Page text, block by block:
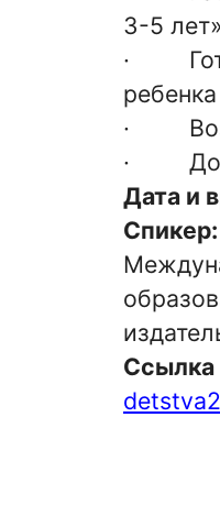
3-5
·
·
·
Дата и
Спикер:
Ссылка